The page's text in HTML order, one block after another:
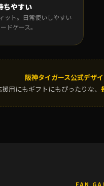
ちやすい
ット。日常使いしやすい
ドケース。
阪神タイガース公式デザ
援用にもギフトにもぴったりな、
FAN